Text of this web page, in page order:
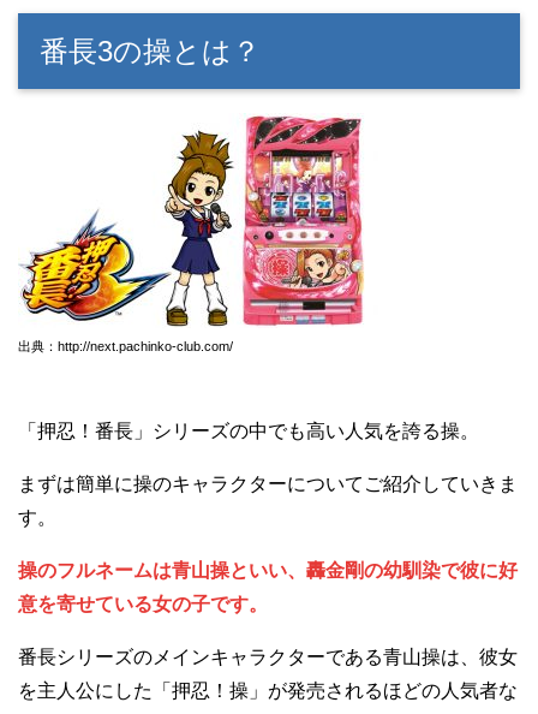
番長3の操とは？
出典：http://next.pachinko-club.com/
「押忍！番長」シリーズの中でも高い人気を誇る操。
まずは簡単に操のキャラクターについてご紹介していきま
す。
操のフルネームは青山操といい、轟金剛の幼馴染で彼に好
意を寄せている女の子です。
番長シリーズのメインキャラクターである青山操は、彼女
を主人公にした「押忍！操」が発売されるほどの人気者な